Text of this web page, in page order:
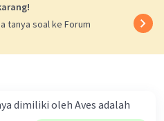
tanya soal ke Forum
dimiliki oleh Aves adalah